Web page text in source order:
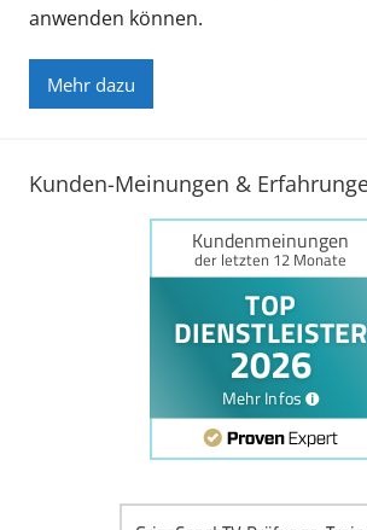
anwenden können.
Mehr dazu
Kunden-Meinungen &